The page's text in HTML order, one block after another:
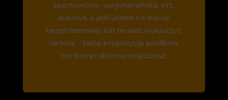
sportowców, wegetariańska, sirt,
sokowa, a jeśli jesteś na diecie
bezglutenowej lub musisz wykluczyć
laktozę – takie propozycje posiłków
też bez problemu znajdziesz.